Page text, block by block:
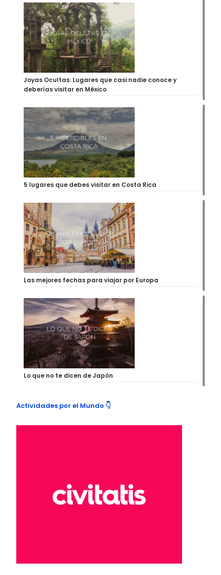
Joyas Ocultas: Lugares que casi nadie conoce y
deberías visitar en México
5 lugares que debes visitar en Costa Rica
Las mejores fechas para viajar por Europa
Lo que no te dicen de Japón
Actividades por el Mundo 👇